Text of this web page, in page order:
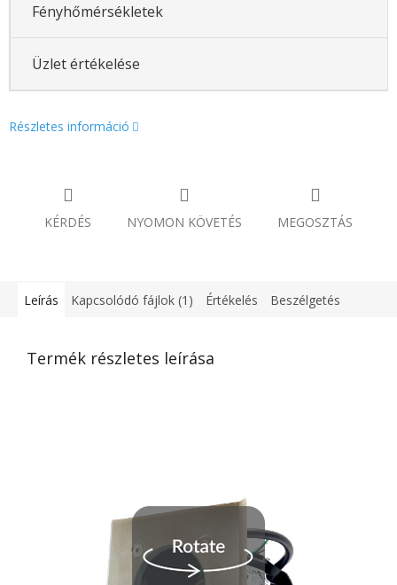
Fényhőmérsékletek
Üzlet értékelése
Részletes információ
KÉRDÉS NYOMON KÖVETÉS MEGOSZTÁS
Leírás Kapcsolódó fájlok (1) Értékelés Beszélgetés
Termék részletes leírása